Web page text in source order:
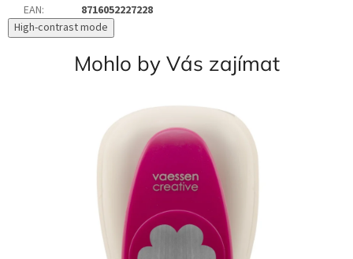
EAN:
8716052227228
High-contrast mode
Mohlo by Vás zajímat